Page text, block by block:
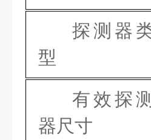
探测器
型
有效探测
器尺寸